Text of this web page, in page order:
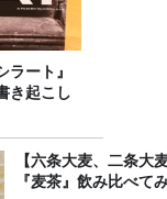
ラート』
き起こし
【六条大麦、二条大
『麦茶』飲み比べて